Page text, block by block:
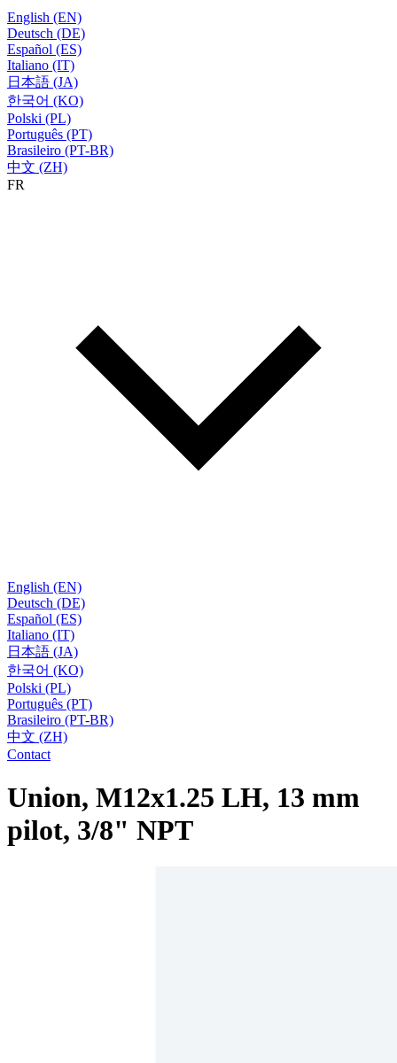
English (EN)
Deutsch (DE)
Español (ES)
Italiano (IT)
日本語 (JA)
한국어 (KO)
Polski (PL)
Português (PT)
Brasileiro (PT-BR)
中文 (ZH)
FR
English (EN)
Deutsch (DE)
Español (ES)
Italiano (IT)
日本語 (JA)
한국어 (KO)
Polski (PL)
Português (PT)
Brasileiro (PT-BR)
中文 (ZH)
Contact
Union, M12x1.25 LH, 13 mm
pilot, 3/8" NPT